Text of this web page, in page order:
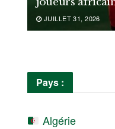
JUILLET 31, 2026
Pays :
Algérie